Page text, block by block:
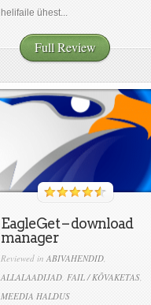
helifaile ühest...
Full Review
EagleGet – download
manager
Reviewed in ABIVAHENDID,
ALLALAADIJAD, FAIL / KÕVAKETAS,
MEEDIA HALDUS